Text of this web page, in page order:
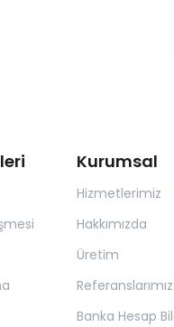
Kurumsal
Hizmetlerimiz
Hakkımızda
Üretim
Referanslarımız
Banka Hesap